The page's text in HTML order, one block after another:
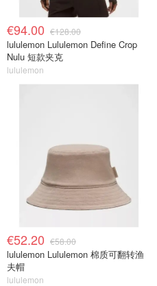
€94.00 €128.00
lululemon Lululemon Define Crop
Nulu 短款夹克
lululemon
€52.20 €58.00
lululemon Lululemon 棉质可翻转渔
夫帽
lululemon